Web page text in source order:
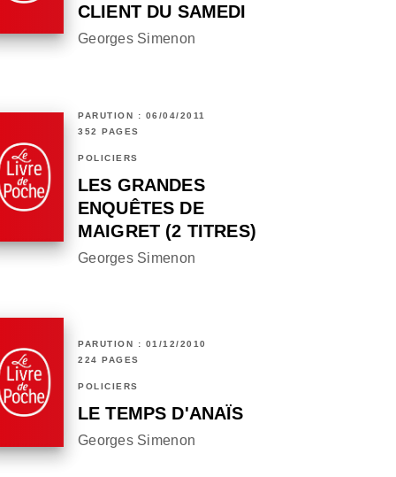
CLIENT DU SAMEDI
Georges Simenon
PARUTION : 06/04/2011
352 PAGES
POLICIERS
LES GRANDES
ENQUÊTES DE
MAIGRET (2 TITRES)
Georges Simenon
PARUTION : 01/12/2010
224 PAGES
POLICIERS
LE TEMPS D'ANAÏS
Georges Simenon